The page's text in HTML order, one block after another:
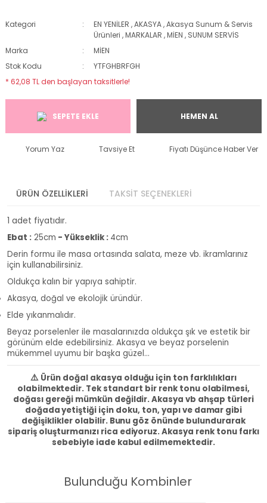
Kategori EN YENİLER ,AKASYA,Akasya Sunum & Servis
Ürünleri ,MARKALAR ,MİEN , SUNUM SERVİS
Marka
MİEN
Stok Kodu
YTFGHBRFGH
* 62,08 TL den başlayan taksitlerle!
SEPETE EKLE HEMEN AL
Yorum Yaz Tavsiye Et Fiyatı Düşünce Haber Ver
ÜRÜN ÖZELLİKLERİ TAKSİT SEÇENEKLERİ
1 adet fiyatıdır.
Ebat : 25cm - Yükseklik : 4cm
Derin formu ile masa ortasında salata, meze vb. ikramlarınız
için kullanabilirsiniz.
Oldukça kalın bir yapıya sahiptir.
Akasya, doğal ve ekolojik üründür.
Elde yıkanmalıdır.
Beyaz porselenler ile masalarınızda oldukça şık ve estetik bir
görünüm elde edebilirsiniz. Akasya ve beyaz porselenin
mükemmel uyumu bir başka güzel...
⚠️ Ürün doğal akasya olduğu için ton farklılıkları
olabilmektedir. Tek standart bir renk tonu olabilmesi,
doğası gereği mümkün değildir. Akasya vb ahşap türleri
doğada yetiştiği için doku, ton, yapı ve damar gibi
değişiklikler olabilir. Bunu göz önünde bulundurarak
sipariş oluşturmanızı rica ediyoruz. Akasya renk tonu farkı
sebebiyle iade kabul edilmemektedir.
Bulunduğu Kombinler